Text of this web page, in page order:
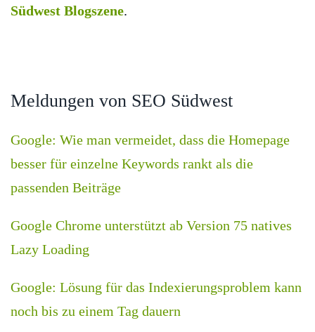
Südwest Blogszene.
Meldungen von SEO Südwest
Google: Wie man vermeidet, dass die Homepage
besser für einzelne Keywords rankt als die
passenden Beiträge
Google Chrome unterstützt ab Version 75 natives
Lazy Loading
Google: Lösung für das Indexierungsproblem kann
noch bis zu einem Tag dauern